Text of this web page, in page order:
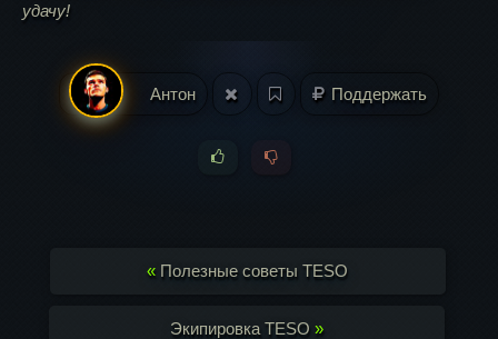
удачу!
Антон Поддержать
« Полезные советы TESO
Экипировка TESO »